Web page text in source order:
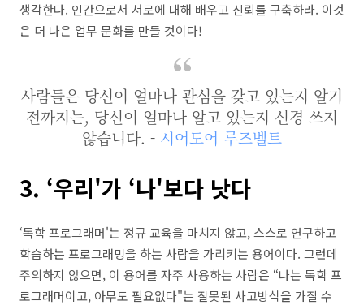
생각한다. 인간으로서 서로에 대해 배우고 신뢰를 구축하라. 이것
은 더 나은 업무 문화를 만들 것이다!
사람들은 당신이 얼마나 관심을 갖고 있는지 알기
전까지는, 당신이 얼마나 알고 있는지 신경 쓰지
않습니다. - 시어도어 루즈벨트
3. ‘우리'가 ‘나'보다 낫다
‘독학 프로그래머'는 정규 교육을 마치지 않고, 스스로 연구하고
학습하는 프로그래밍을 하는 사람을 가리키는 용어이다. 그런데
주의하지 않으면, 이 용어를 자주 사용하는 사람은 “나는 독학 프
로그래머이고, 아무도 필요없다"는 잘못된 사고방식을 가질 수